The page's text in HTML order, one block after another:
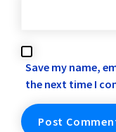
Save my name,
the next time I